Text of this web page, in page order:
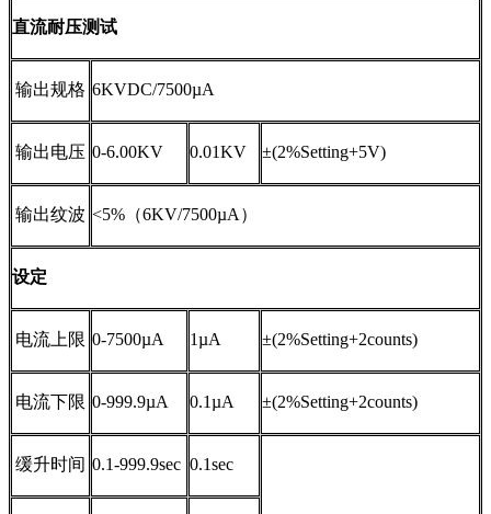
直流耐压测试
输出规格 6KVDC/7500µA
输出电压 0-6.00KV 0.01KV ±(2%Setting+5V)
输出纹波 <5% （6KV/7500µA ）
设定
电流上限 0-7500µA 1µA ±(2%Setting+2counts)
电流下限 0-999.9µA 0.1µA ±(2%Setting+2counts)
缓升时间 0.1-999.9sec 0.1sec